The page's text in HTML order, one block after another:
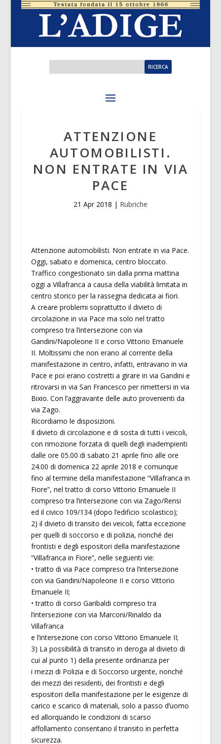
ATTENZIONE
AUTOMOBILISTI.
NON ENTRATE IN VIA
PACE
21 Apr 2018 | Rubriche
Attenzione automobilisti. Non entrate in via Pace.
Oggi, sabato e domenica, centro bloccato.
Traffico congestionato sin dalla prima mattina
oggi a Villafranca a causa della viabilità limitata in
centro storico per la rassegna dedicata ai fiori.
A creare problemi soprattutto il divieto di
circolazione in via Pace ma solo nel tratto
compreso tra l’intersezione con via
Gandini/Napoleone II e corso Vittorio Emanuele
II. Moltissimi che non erano al corrente della
manifestazione in centro, infatti, entravano in via
Pace e poi erano costretti a girare in via Gandini e
ritrovarsi in via San Francesco per rimettersi in via
Bixio. Con l’aggravante delle auto provenienti da
via Zago.
Ricordiamo le disposizioni.
Il divieto di circolazione e di sosta di tutti i veicoli,
con rimozione forzata di quelli degli inadempienti
dalle ore 05.00 di sabato 21 aprile fino alle ore
24.00 di domenica 22 aprile 2018 e comunque
fino al termine della manifestazione “Villafranca in
Fiore”, nel tratto di corso Vittorio Emanuele II
compreso tra l’intersezione con via Zago/Rensi
ed il civico 109/134 (dopo l’edificio scolastico);
2) il divieto di transito dei veicoli, fatta eccezione
per quelli di soccorso e di polizia, nonché dei
frontisti e degli espositori della manifestazione
“Villafranca in Fiore”, nelle seguenti vie:
• tratto di via Pace compreso tra l’intersezione
con via Gandini/Napoleone II e corso Vittorio
Emanuele II;
• tratto di corso Garibaldi compreso tra
l’intersezione con via Marconi/Rinaldo da
Villafranca
e l’intersezione con corso Vittorio Emanuele II;
3) La possibilità di transito in deroga al divieto di
cui al punto 1) della presente ordinanza per
i mezzi di Polizia e di Soccorso urgente, nonché
dei mezzi dei residenti, dei frontisti e degli
espositori della manifestazione per le esigenze di
carico e scarico di materiali, solo a passo d’uomo
ed allorquando le condizioni di scarso
affollamento consentano il transito in perfetta
sicurezza.